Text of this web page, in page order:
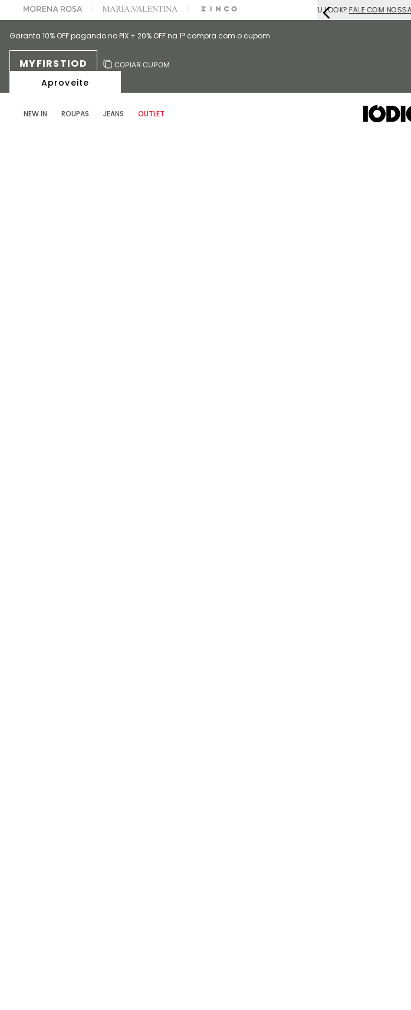
PARA ESCOLHER SEU LOOK?FALE COM NOSSA PERSONAL SHOPPER.
Garanta 10% OFF pagando no PIX + 20% OFF na 1ª compra com o cupom
MYFIRSTIOD COPIAR CUPOM
Aproveite
NEW IN ROUPAS JEANS OUTLET